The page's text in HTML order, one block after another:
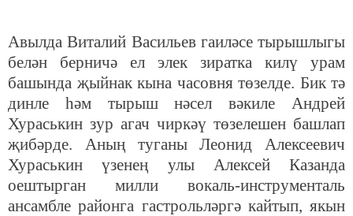
Авылда Виталий Васильев гаиләсе тырышлыгы
белән берничә ел элек зиратка килү урам
башында җыйнак кына часовня төзелде. Бик тә
динле һәм тырыш нәсел вәкиле Андрей
Хураськин зур агач чиркәү төзелешен башлап
җибәрде. Аның туганы Леонид Алексеевич
Хураськин үзенең улы Алексей Казанда
оештырган милли вокаль-инструменталь
ансамбле районга гастрольләргә кайтып, якын